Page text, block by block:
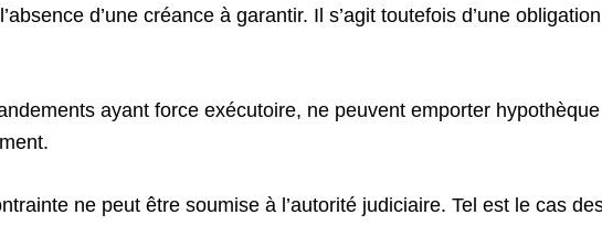
d’une créance à garantir. Il s’agit toutefois d’une
ayant force exécutoire, ne peuvent emporter hypothèque
ne peut être soumise à l’autorité judiciaire. Tel est le cas